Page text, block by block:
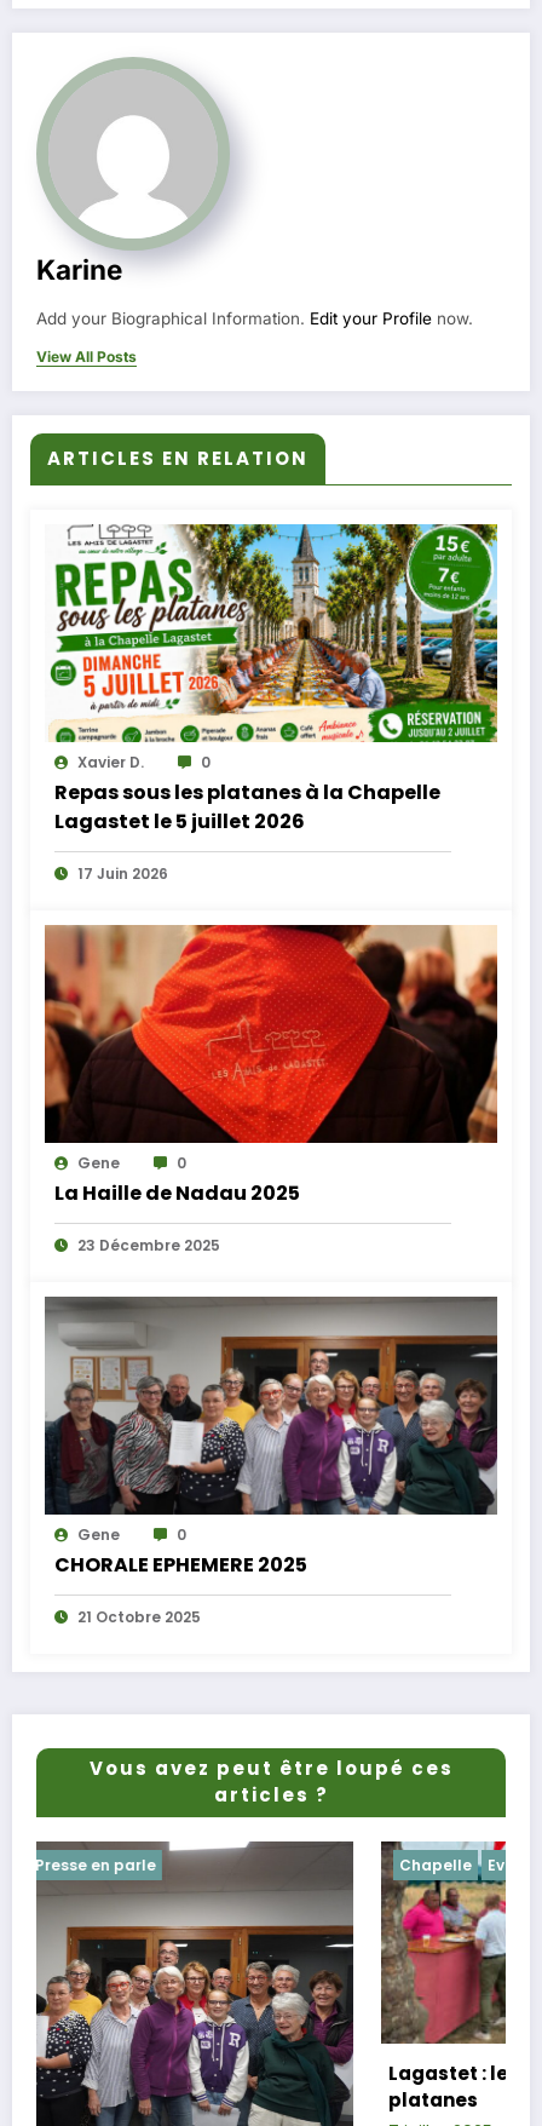
Karine
Add your Biographical Information. Edit your Profile now.
View All Posts
ARTICLES EN RELATION
Xavier D. 0
Repas sous les platanes à la Chapelle
Lagastet le 5 juillet 2026
17 Juin 2026
Gene 0
La Haille de Nadau 2025
23 Décembre 2025
Gene 0
CHORALE EPHEMERE 2025
21 Octobre 2025
Vous avez peut être loupé ces
articles ?
Chapelle
Lagastet : le repas champêtre réussi
platanes